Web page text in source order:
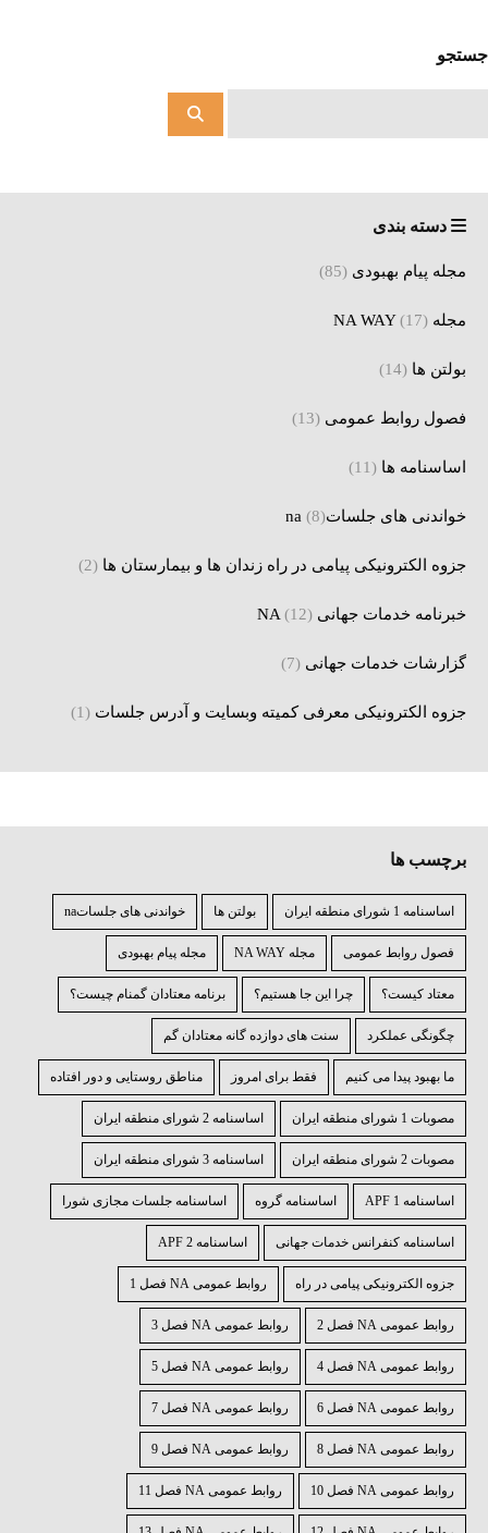
جستجو
دسته بندی
مجله پیام بهبودی (85)
مجله NA WAY (17)
بولتن ها (14)
فصول روابط عمومی (13)
اساسنامه ها (11)
خواندنی های جلساتna(8)
جزوه الکترونیکی پیامی در راه زندان ها و بیمارستان ها (2)
خبرنامه خدمات جهانی NA (12)
گزارشات خدمات جهانی (7)
جزوه الکترونیکی معرفی کمیته وبسایت و آدرس جلسات (1)
برچسب ها
اساسنامه 1 شورای منطقه ایران بولتن ها خواندنی های جلساتna
فصول روابط عمومی مجله NA WAY مجله پیام بهبودی
معتاد کیست؟ چرا اين جا هستيم؟ برنامه معتادان گمنام چيست؟
چگونگی عملکرد سنت های دوازده گانه معتادان گم
ما بهبود پیدا می کنیم فقط برای امروز مناطق روستایی و دور افتاده
مصوبات 1 شورای منطقه ايران اساسنامه 2 شورای منطقه ايران
مصوبات 2 شورای منطقه ايران اساسنامه 3 شورای منطقه ايران
اساسنامه 1 APF اساسنامه گروه اساسنامه جلسات مجازی شورا
اساسنامه کنفرانس خدمات جهانی اساسنامه 2 APF
جزوه الکترونیکی پیامی در راه روابط عمومی NA فصل 1
روابط عمومی NA فصل 2 روابط عمومی NA فصل 3
روابط عمومی NA فصل 4 روابط عمومی NA فصل 5
روابط عمومی NA فصل 6 روابط عمومی NA فصل 7
روابط عمومی NA فصل 8 روابط عمومی NA فصل 9
روابط عمومی NA فصل 10 روابط عمومی NA فصل 11